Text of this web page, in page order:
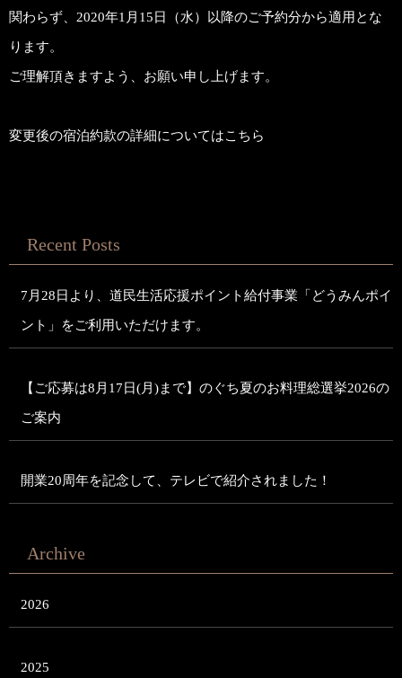
関わらず、2020年1月15日（水）以降のご予約分から適用とな
ります。
ご理解頂きますよう、お願い申し上げます。
変更後の宿泊約款の詳細についてはこちら
Recent Posts
7月28日より、道民生活応援ポイント給付事業「どうみんポイ
ント」をご利用いただけます。
【ご応募は8月17日(月)まで】のぐち夏のお料理総選挙2026の
ご案内
開業20周年を記念して、テレビで紹介されました！
Archive
2026
2025